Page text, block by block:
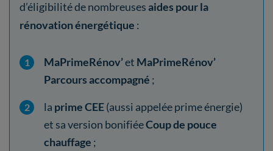
d’éligibilité de nombreusesaides pour la
rénovation énergétique :
MaPrimeRénov’et MaPrimeRénov’
Parcours accompagné ;
la prime CEE(aussi appelée prime énergie)
et sa version bonifiéeCoup de pouce
chauffage ;